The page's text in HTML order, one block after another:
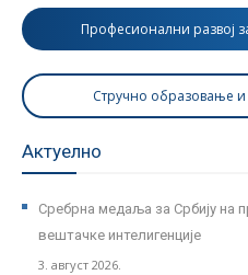
Професионални развој
Стручно образовање
Актуелно
Сребрна медаља за Србију на
вештачке интелигенције
3. август 2026.